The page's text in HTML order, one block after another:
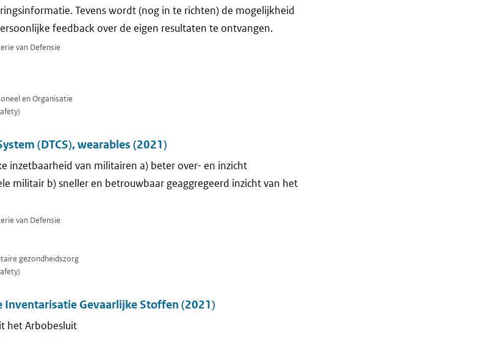
Tevens wordt (nog in te richten) de mogelijkheid
feedback over de eigen resultaten te ontvangen.
van Defensie
en Organisatie
(DTCS), wearables (2021)
inzetbaarheid van militairen a) beter over- en inzicht
militair b) sneller en betrouwbaar geaggregeerd inzicht van het
van Defensie
gezondheidszorg
Inventarisatie Gevaarlijke Stoffen (2021)
het Arbobesluit